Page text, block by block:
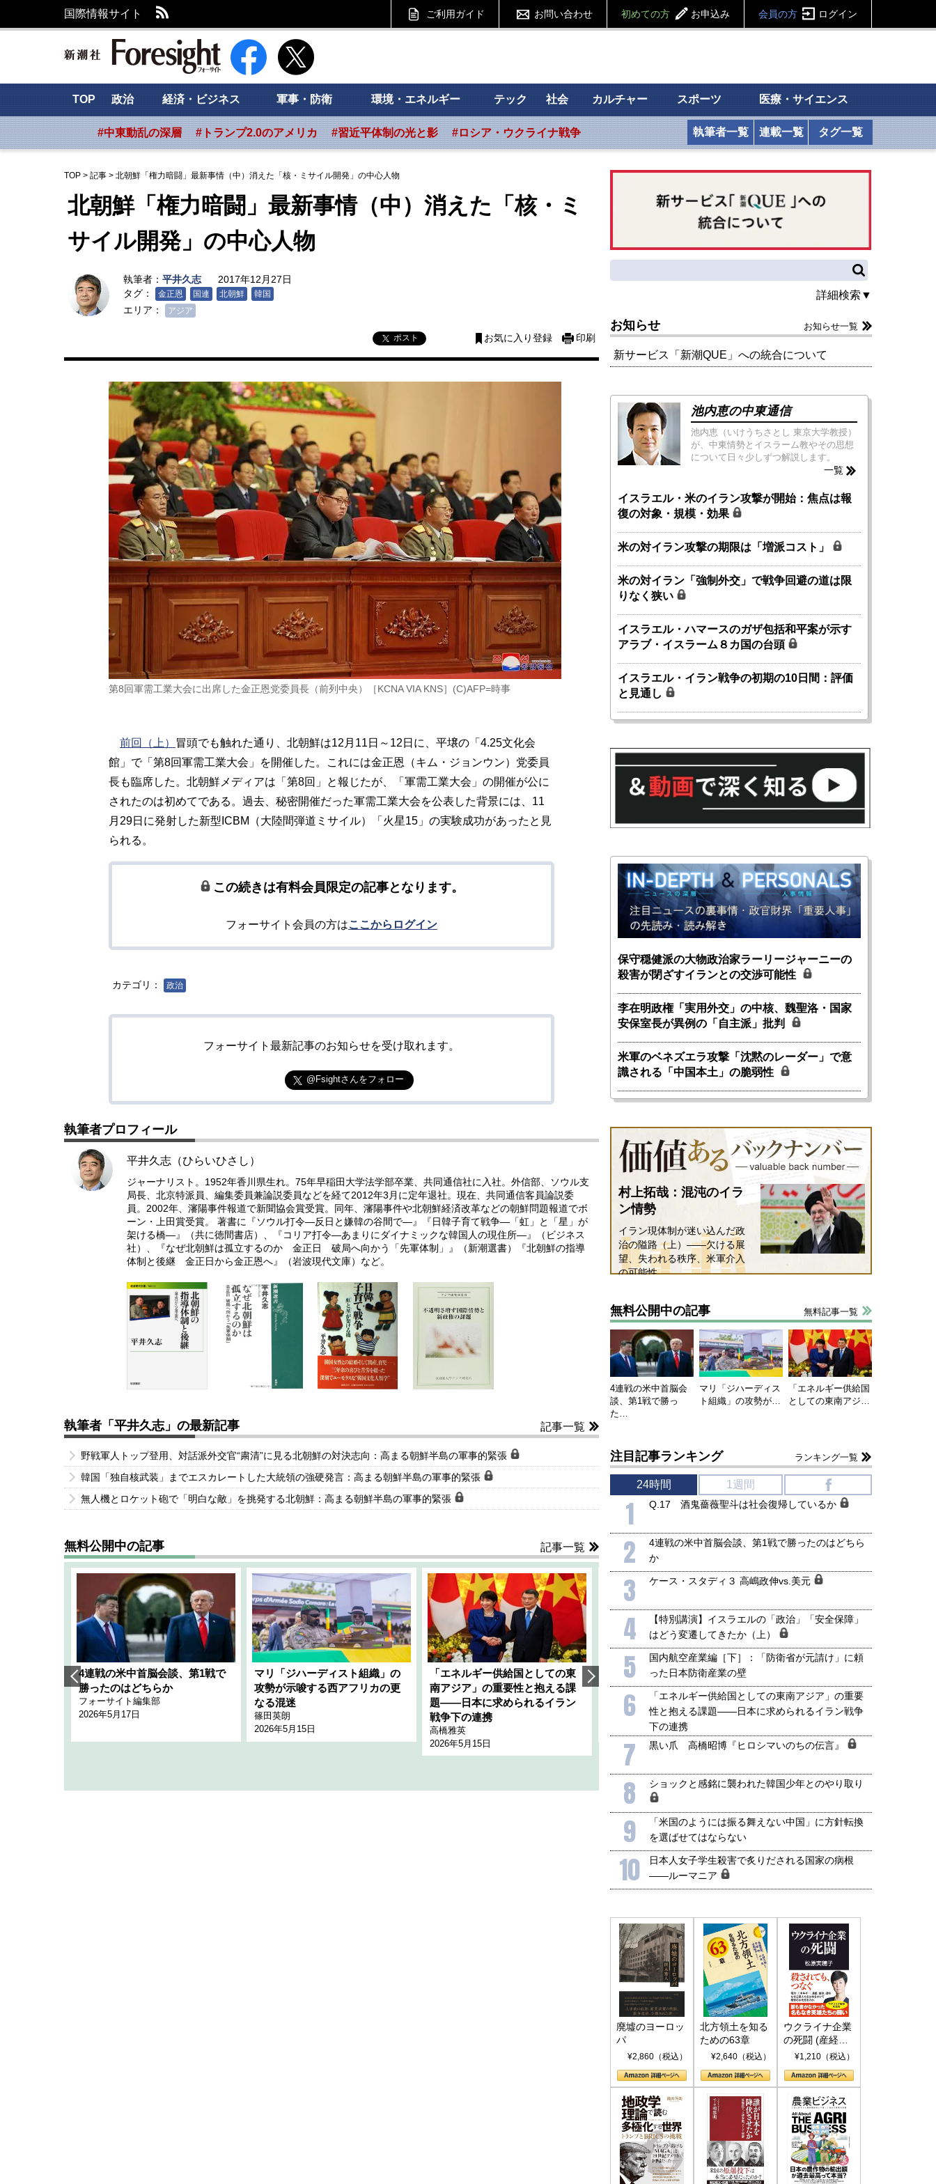
国際情報サイト ご利用ガイド お問い合わせ 初めての方 お申込み 会員の方 ログイン
新潮社 Foresight フォーサイト
TOP 政治 経済・ビジネス 軍事・防衛 環境・エネルギー テック 社会 カルチャー スポーツ 医療・サイエンス
#中東動乱の深層 #トランプ2.0のアメリカ #習近平体制の光と影 #ロシア・ウクライナ戦争 執筆者一覧 連載一覧 タグ一覧
TOP > 記事 > 北朝鮮「権力暗闘」最新事情（中）消えた「核・ミサイル開発」の中心人物
北朝鮮「権力暗闘」最新事情（中）消えた「核・ミ
サイル開発」の中心人物
執筆者： 平井久志
2017年12月27日
タグ：
金正恩 国連 北朝鮮 韓国
エリア： アジア
ポスト お気に入り登録 印刷
第8回軍需工業大会に出席した金正恩党委員長（前列中央）［KCNA VIA KNS］(C)AFP=時事
前回（上）
冒頭でも触れた通り、北朝鮮は12月11日～12日に、平壌の「4.25文化会
館」で「第8回軍需工業大会」を開催した。これには金正恩（キム・ジョンウン）党委員
長も臨席した。北朝鮮メディアは「第8回」と報じたが、「軍需工業大会」の開催が公に
されたのは初めてである。過去、秘密開催だった軍需工業大会を公表した背景には、11
月29日に発射した新型ICBM（大陸間弾道ミサイル）「火星15」の実験成功があったと見
られる。
この続きは有料会員限定の記事となります。
フォーサイト会員の方はここからログイン
カテゴリ： 政治
フォーサイト最新記事のお知らせを受け取れます。
@Fsightさんをフォロー
執筆者プロフィール
平井久志（ひらいひさし）
ジャーナリスト。1952年香川県生れ。75年早稲田大学法学部卒業、共同通信社に入社。外信部、ソウル支
局長、北京特派員、編集委員兼論説委員などを経て2012年3月に定年退社。現在、共同通信客員論説委
員。2002年、瀋陽事件報道で新聞協会賞受賞。同年、瀋陽事件や北朝鮮経済改革などの朝鮮問題報道でボ
ーン・上田賞受賞。 著書に『ソウル打令―反日と嫌韓の谷間で―』『日韓子育て戦争―「虹」と「星」が
架ける橋―』（共に徳間書店）、『コリア打令―あまりにダイナミックな韓国人の現住所―』（ビジネス
社）、『なぜ北朝鮮は孤立するのか 金正日 破局へ向かう「先軍体制」』（新潮選書）『北朝鮮の指導
体制と後継 金正日から金正恩へ』（岩波現代文庫）など。
執筆者「平井久志」の最新記事 記事一覧
野戦軍人トップ登用、対話派外交官“粛清”に見る北朝鮮の対決志向：高まる朝鮮半島の軍事的緊張
韓国「独自核武装」までエスカレートした大統領の強硬発言：高まる朝鮮半島の軍事的緊張
無人機とロケット砲で「明白な敵」を挑発する北朝鮮：高まる朝鮮半島の軍事的緊張
無料公開中の記事 記事一覧
4連戦の米中首脳会談、第1戦で
勝ったのはどちらか
フォーサイト編集部
2026年5月17日
マリ「ジハーディスト組織」の
攻勢が示唆する西アフリカの更
なる混迷
篠田英朗
2026年5月15日
「エネルギー供給国としての東
南アジア」の重要性と抱える課
題――日本に求められるイラン
戦争下の連携
高橋雅英
2026年5月15日
韓国にも理解してほしい「極東
1905年体制」における日米韓安
全保障協力の意味
千々和泰明
2026年5月15日
ネルギー転換が「中国依存」に
行き着くリスク
小山堅
詳細検索▼
お知らせ お知らせ一覧
新サービス「新潮QUE」への統合について
池内恵の中東通信
池内恵（いけうちさとし 東京大学教授）
が、中東情勢とイスラーム教やその思想
について日々少しずつ解説します。
一覧
イスラエル・米のイラン攻撃が開始：焦点は報
復の対象・規模・効果
米の対イラン攻撃の期限は「増派コスト」
米の対イラン「強制外交」で戦争回避の道は限
りなく狭い
イスラエル・ハマースのガザ包括和平案が示す
アラブ・イスラーム８カ国の台頭
イスラエル・イラン戦争の初期の10日間：評価
と見通し
保守穏健派の大物政治家ラーリージャーニーの
殺害が閉ざすイランとの交渉可能性
李在明政権「実用外交」の中核、魏聖洛・国家
安保室長が異例の「自主派」批判
米軍のベネズエラ攻撃「沈黙のレーダー」で意
識される「中国本土」の脆弱性
村上拓哉：混沌のイラ
ン情勢
イラン現体制が迷い込んだ政
治の隘路（上）――欠ける展
望、失われる秩序、米軍介入
の可能性
無料公開中の記事 無料記事一覧
4連戦の米中首脳会
談、第1戦で勝っ
た…
マリ「ジハーディス
ト組織」の攻勢が…
「エネルギー供給国
としての東南アジ…
注目記事ランキング ランキング一覧
24時間 1週間
1 Q.17 酒鬼薔薇聖斗は社会復帰しているか
2
4連戦の米中首脳会談、第1戦で勝ったのはどちら
か
3 ケース・スタディ３ 高嶋政伸vs.美元
4
【特別講演】イスラエルの「政治」「安全保障」
はどう変遷してきたか（上）
5
国内航空産業編［下］：「防衛省が元請け」に頼
った日本防衛産業の壁
6
「エネルギー供給国としての東南アジア」の重要
性と抱える課題――日本に求められるイラン戦争
下の連携
7 黒い爪 高橋昭博『ヒロシマいのちの伝言』
8 ショックと感銘に襲われた韓国少年とのやり取り
9
「米国のようには振る舞えない中国」に方針転換
を選ばせてはならない
10
日本人女子学生殺害で炙りだされる国家の病根
――ルーマニア
廃墟のヨーロッ
パ
¥2,860（税込）
北方領土を知る
ための63章
¥2,640（税込）
ウクライナ企業
の死闘 (産経セ
レクト S 039)
¥1,210（税込）